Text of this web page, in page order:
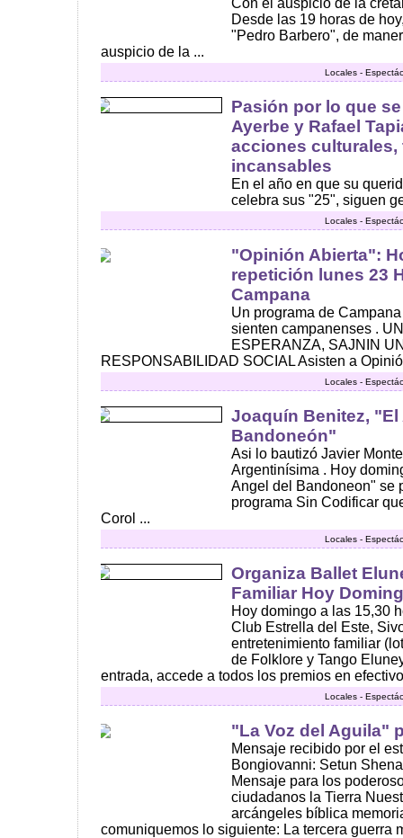
Con el auspicio de la
Desde las 19 horas de
"Pedro Barbero", de
auspicio de la ...
Locales -
Pasión por lo que
Ayerbe y Rafael
acciones culturales,
incansables
En el año en que su
celebra sus "25", siguen
Locales -
"Opinión Abierta":
repetición lunes 23
Campana
Un programa de
sienten campanenses .
ESPERANZA, SAJNIN
RESPONSABILIDAD SOCIAL Asisten a
Locales -
Joaquín Benitez, "El
Bandoneón"
Asi lo bautizó Javier
Argentinísima . Hoy
Angel del Bandoneon" se
programa Sin Codificar
Corol ...
Locales -
Organiza Ballet
Familiar Hoy
Hoy domingo a las 15,30
Club Estrella del Este,
entretenimiento familiar
de Folklore y Tango
entrada, accede a todos los premios en
Locales -
"La Voz del Aguila"
Mensaje recibido por el
Bongiovanni: Setun
Mensaje para los
ciudadanos la Tierra
arcángeles bíblica
comuniquemos lo siguiente: La tercera guerra